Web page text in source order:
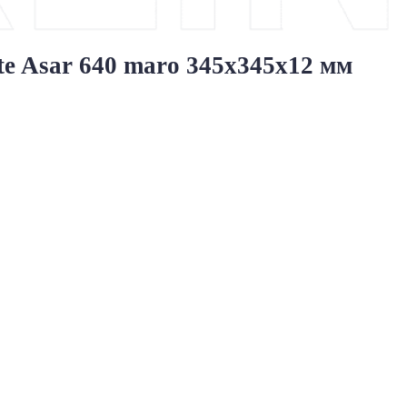
Asar 640 maro 345x345x12 мм